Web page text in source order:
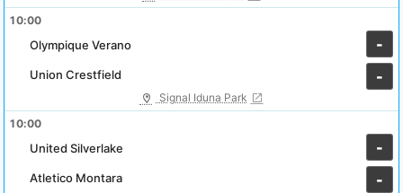
10:00
Olympique Verano
-
-
Union Crestfield
Signal Iduna Park
10:00
United Silverlake
-
-
Atletico Montara